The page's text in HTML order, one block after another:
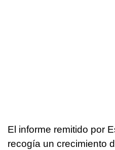
El informe remitido por
recogía un crecimiento